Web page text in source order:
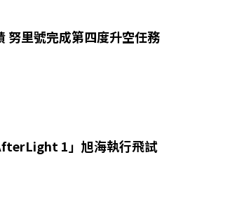
努里號完成第四度升空任務
1」旭海執行飛試